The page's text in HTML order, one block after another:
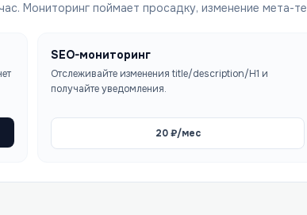
Мониторинг поймает просадку, изменение мета-
SEO-мониторинг
Отслеживайте изменения title/description/H1 и
получайте уведомления.
20₽/мес